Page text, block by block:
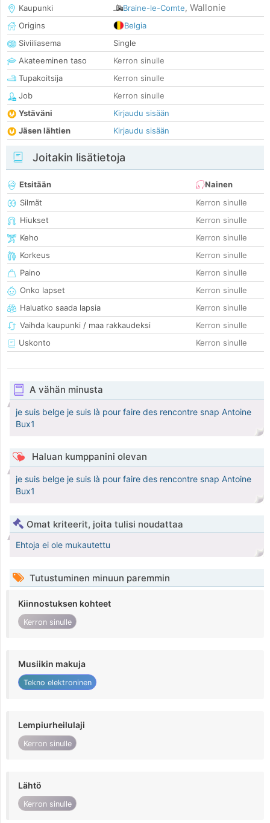
Kaupunki
Braine-le-Comte, Wallonie
Origins
Belgia
Siviiliasema
Single
Akateeminen taso
Kerron sinulle
Tupakoitsija
Kerron sinulle
Job
Kerron sinulle
Ystäväni
Kirjaudu sisään
Jäsen lähtien
Kirjaudu sisään
Joitakin lisätietoja
Etsitään
Nainen
Silmät
Kerron sinulle
Hiukset
Kerron sinulle
Keho
Kerron sinulle
Korkeus
Kerron sinulle
Paino
Kerron sinulle
Onko lapset
Kerron sinulle
Haluatko saada lapsia
Kerron sinulle
Vaihda kaupunki / maa rakkaudeksi
Kerron sinulle
Uskonto
Kerron sinulle
A vähän minusta
je suis belge je suis là pour faire des rencontre snap Antoine
Bux1
Haluan kumppanini olevan
je suis belge je suis là pour faire des rencontre snap Antoine
Bux1
Omat kriteerit, joita tulisi noudattaa
Ehtoja ei ole mukautettu
Tutustuminen minuun paremmin
Kiinnostuksen kohteet
Kerron sinulle
Musiikin makuja
Tekno elektroninen
Lempiurheilulaji
Kerron sinulle
Lähtö
Kerron sinulle